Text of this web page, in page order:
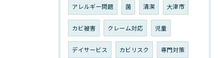
アレルギー問題 菌 清潔 大津市
カビ被害 クレーム対応 児童
デイサービス カビリスク 専門対策